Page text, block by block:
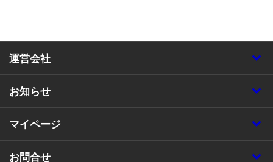
運営会社
お知らせ
マイページ
お問合せ